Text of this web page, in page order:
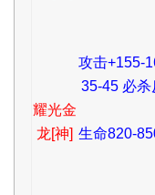
耀光金
龙[神]
攻击+155-
35-45 必
生命820-